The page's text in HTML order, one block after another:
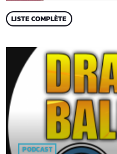
LISTE COMPLÈTE
PODCAST